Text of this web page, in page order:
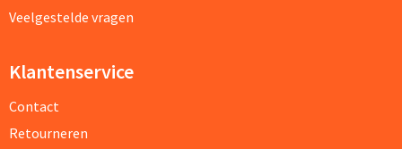
Veelgestelde vragen
Klantenservice
Contact
Retourneren